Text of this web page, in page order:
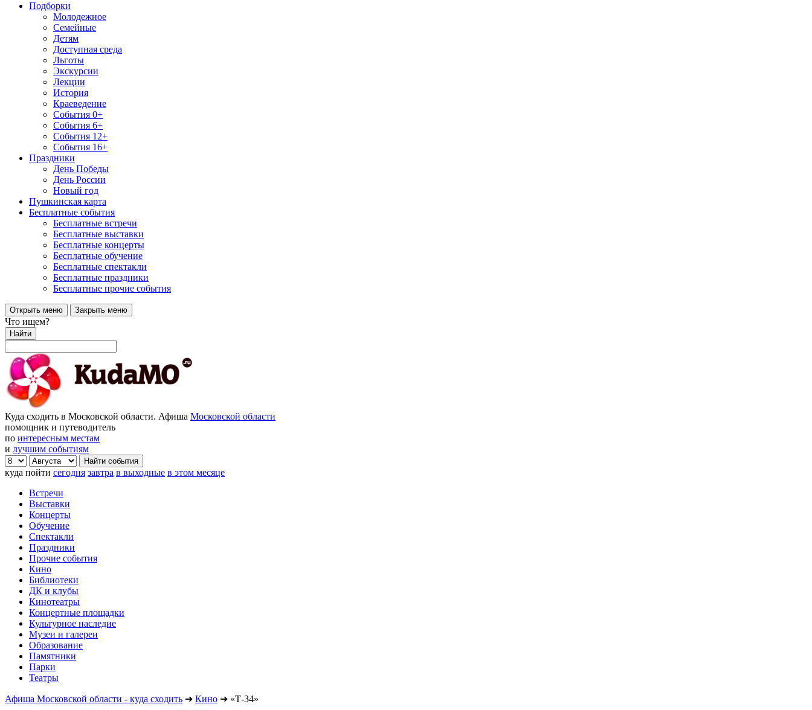
Подборки
Молодежное
Семейные
Детям
Доступная среда
Льготы
Экскурсии
Лекции
История
Краеведение
События 0+
События 6+
События 12+
События 16+
Праздники
День Победы
День России
Новый год
Пушкинская карта
Бесплатные события
Бесплатные встречи
Бесплатные выставки
Бесплатные концерты
Бесплатные обучение
Бесплатные спектакли
Бесплатные праздники
Бесплатные прочие события
Открыть меню Закрыть меню
Что ищем?
Найти
Куда сходить в Московской области. Афиша Московской области
помощник и путеводитель
по интересным местам
и лучшим событиям
куда пойти сегодня завтра в выходные в этом месяце
Встречи
Выставки
Концерты
Обучение
Спектакли
Праздники
Прочие события
Кино
Библиотеки
ДК и клубы
Кинотеатры
Концертные площадки
Культурное наследие
Музеи и галереи
Образование
Памятники
Парки
Театры
Афиша Московской области - куда сходить ➔ Кино ➔ «Т-34»